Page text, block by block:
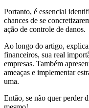
Portanto, é essencial
chances de se
ação de controle de danos.
Ao longo do artigo,
financeiros, sua real
empresas. Também
ameaças e implementar
uma.
Então, se não quer perder